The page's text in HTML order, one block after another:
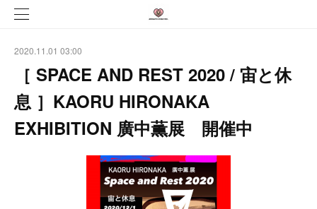
2020.11.01 03:00
［ SPACE AND REST 2020 / 宙と休
息 ］KAORU HIRONAKA
EXHIBITION 廣中薫展 開催中